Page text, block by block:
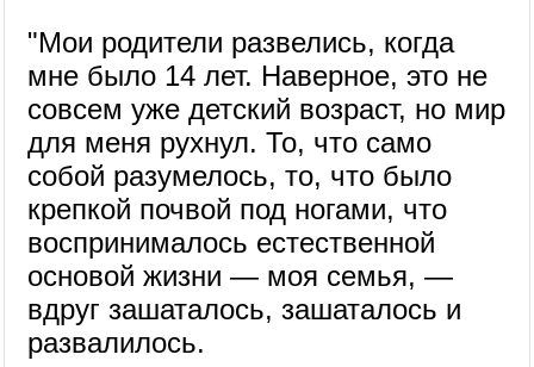
Видеотоп
"Мои родители развелись, когда
мне было 14 лет. Наверное, это не
совсем уже детский возраст, но мир
для меня рухнул. То, что само
собой разумелось, то, что было
крепкой почвой под ногами, что
воспринималось естественной
основой жизни — моя семья, —
вдруг зашаталось, зашаталось и
развалилось.